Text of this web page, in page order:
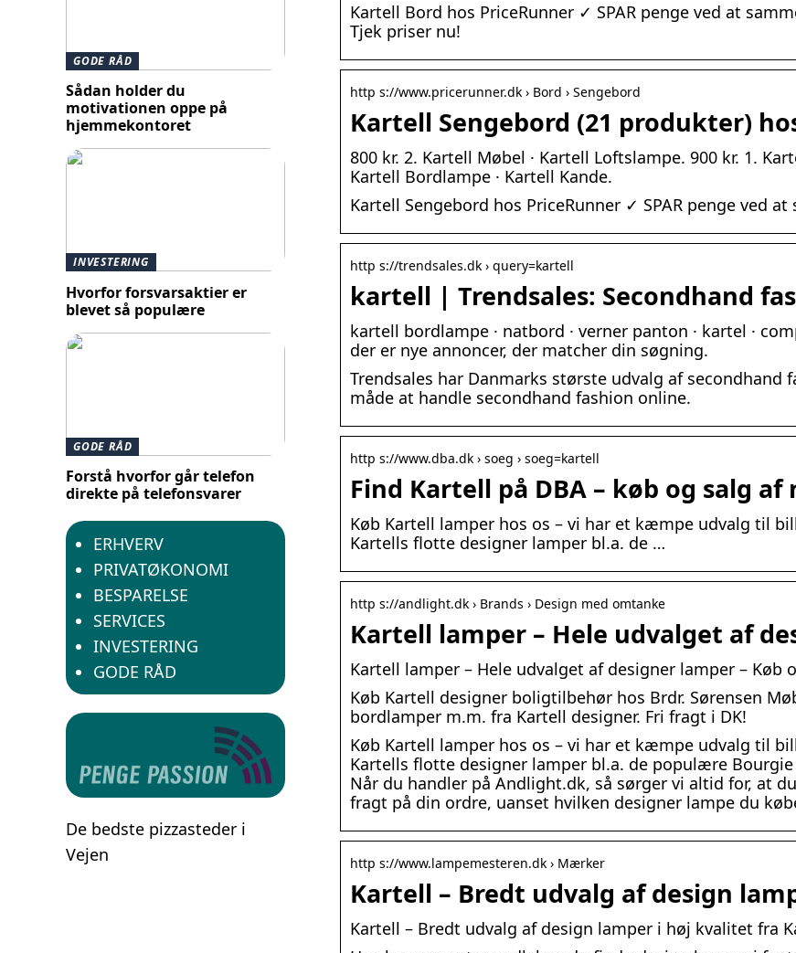
Kartell Bord hos PriceRunner ✓ SPAR penge ved at
Tjek priser nu!
http s://www.pricerunner.dk › Bord › Sengebord
Kartell Sengebord (21 produkter)
800 kr. 2. Kartell Møbel · Kartell Loftslampe. 900 kr. 1.
Kartell Bordlampe · Kartell Kande.
Kartell Sengebord hos PriceRunner ✓ SPAR penge ved
http s://trendsales.dk › query=kartell
kartell | Trendsales: Secondhand
kartell bordlampe · natbord · verner panton · kartel ·
der er nye annoncer, der matcher din søgning.
Trendsales har Danmarks største udvalg af
måde at handle secondhand fashion online.
http s://www.dba.dk › soeg › soeg=kartell
Find Kartell på DBA – køb og salg
Køb Kartell lamper hos os – vi har et kæmpe udvalg til
Kartells flotte designer lamper bl.a. de …
http s://andlight.dk › Brands › Design med omtanke
Kartell lamper – Hele udvalget af
Kartell lamper – Hele udvalget af designer lamper – Køb
Køb Kartell designer boligtilbehør hos Brdr. Sørensen
bordlamper m.m. fra Kartell designer. Fri fragt i DK!
Køb Kartell lamper hos os – vi har et kæmpe udvalg til
Kartells flotte designer lamper bl.a. de populære
Når du handler på Andlight.dk, så sørger vi altid for, at
fragt på din ordre, uanset hvilken designer lampe du
http s://www.lampemesteren.dk › Mærker
Kartell – Bredt udvalg af design
Kartell – Bredt udvalg af design lamper i høj kvalitet fra
GODE RÅD
Sådan holder du
motivationen oppe på
hjemmekontoret
INVESTERING
Hvorfor forsvarsaktier er
blevet så populære
GODE RÅD
Forstå hvorfor går telefon
direkte på telefonsvarer
ERHVERV
PRIVATØKONOMI
BESPARELSE
SERVICES
INVESTERING
GODE RÅD
De bedste pizzasteder i
Vejen